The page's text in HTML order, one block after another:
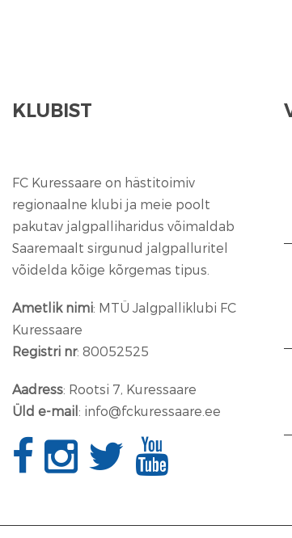
KLUBIST
FC Kuressaare on hästitoimiv
regionaalne klubi ja meie poolt
pakutav jalgpalliharidus võimaldab
Saaremaalt sirgunud jalgpalluritel
võidelda kõige kõrgemas tipus.
Ametlik nimi: MTÜ Jalgpalliklubi FC
Kuressaare
Registri nr: 80052525
Aadress: Rootsi 7, Kuressaare
Üld e-mail: info@fckuressaare.ee